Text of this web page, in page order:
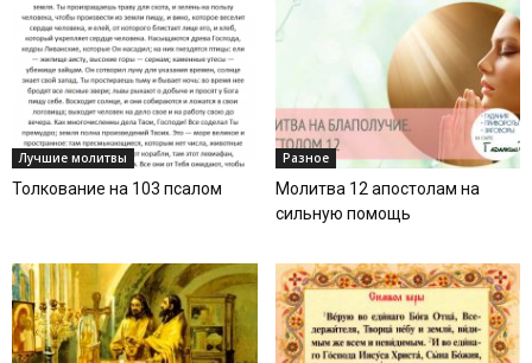
Лучшие молитвы
Толкование на 103 псалом
Разное
Молитва 12 апостолам на
сильную помощь